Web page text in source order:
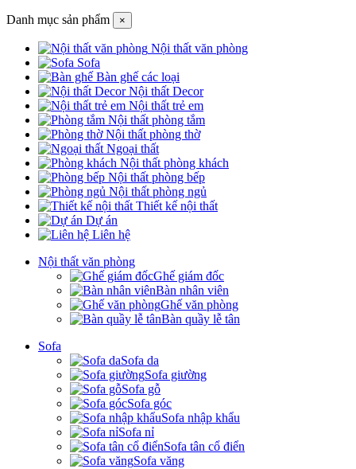
Danh mục sản phẩm ×
Nội thất văn phòng
Sofa
Bàn ghế các loại
Nội thất Decor
Nội thất trẻ em
Nội thất phòng tắm
Nội thất phòng thờ
Ngoại thất
Nội thất phòng khách
Nội thất phòng bếp
Nội thất phòng ngủ
Thiết kế nội thất
Dự án
Liên hệ
Nội thất văn phòng
Ghế giám đốc
Bàn nhân viên
Ghế văn phòng
Bàn quầy lễ tân
Sofa
Sofa da
Sofa giường
Sofa gỗ
Sofa góc
Sofa nhập khẩu
Sofa nỉ
Sofa tân cổ điển
Sofa văng